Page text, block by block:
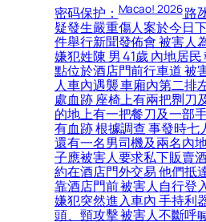
密码保护：Macao! 2026路
疑發生嚴重傷人案於今日
件舉行新聞發佈會 被害人
嫌犯姓陳 男 41歲 內地居
點位於酒店門前行車道 被
人車內遇襲 車廂內第二排
處血跡 座椅上有兩把𠝹刀
的地上有一把餐刀及一部
有血跡 根據調查 事發時七
還有一名男司機及兩名內
子應被害人要求私下販賣
約在酒店門外交易 他們抵
靠酒店門前 被害人自行登
嫌犯突然進入車內 手持利
頭、頸攻擊 被害人不斷呼